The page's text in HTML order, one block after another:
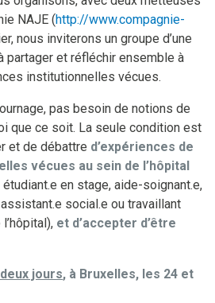
NAJE (http://www.compagnie-
nous inviterons un groupe d’une
partager et réfléchir ensemble à
institutionnelles vécues.
pas besoin de notions de
que ce soit. La seule condition est
et de débattre d’expériences de
vécues au sein de l’hôpital
en stage, aide-soignant.e,
social.e ou travaillant
et d’accepter d’être
jours, à Bruxelles, les 24 et